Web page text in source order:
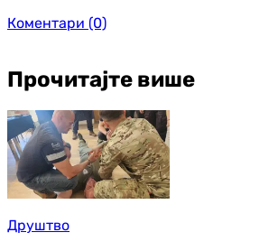
Коментари (0)
Прочитајте више
Друштво